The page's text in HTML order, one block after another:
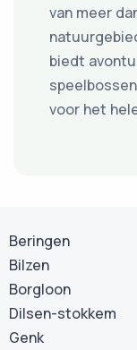
van meer
biedt
voor het
Beringen
Bilzen
Borgloon
Dilsen-stokkem
Genk